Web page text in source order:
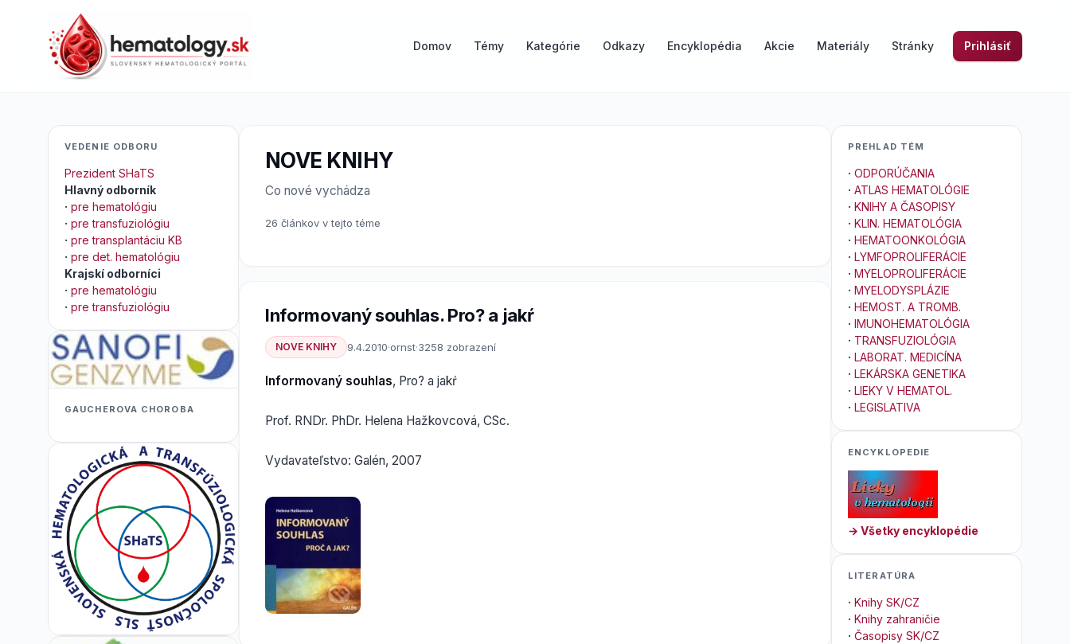
Domov Témy Kategórie Odkazy Encyklopédia Akcie Materiály Stránky Prihlásiť
NOVE KNIHY
Co nové vychádza
26 článkov v tejto téme
Informovaný souhlas. Pro? a jakŕ
NOVE KNIHY 9.4.2010·ornst·3258 zobrazení
Informovaný souhlas, Pro? a jakŕ
Prof. RNDr. PhDr. Helena Hažkovcová, CSc.
Vydavateľstvo: Galén, 2007
VEDENIE ODBORU
Prezident SHaTS
Hlavný odborník
· pre hematológiu
· pre transfuziológiu
· pre transplantáciu KB
· pre det. hematológiu
Krajskí odborníci
· pre hematológiu
· pre transfuziológiu
GAUCHEROVA CHOROBA
PREHLAD TÉM
· ODPORÚČANIA
· ATLAS HEMATOLÓGIE
· KNIHY A ČASOPISY
· KLIN. HEMATOLÓGIA
· HEMATOONKOLÓGIA
· LYMFOPROLIFERÁCIE
· MYELOPROLIFERÁCIE
· MYELODYSPLÁZIE
· HEMOST. A TROMB.
· IMUNOHEMATOLÓGIA
· TRANSFUZIOLÓGIA
· LABORAT. MEDICÍNA
· LEKÁRSKA GENETIKA
· LIEKY V HEMATOL.
· LEGISLATIVA
ENCYKLOPEDIE
→ Všetky encyklopédie
LITERATÚRA
· Knihy SK/CZ
· Knihy zahraničie
· Časopisy SK/CZ